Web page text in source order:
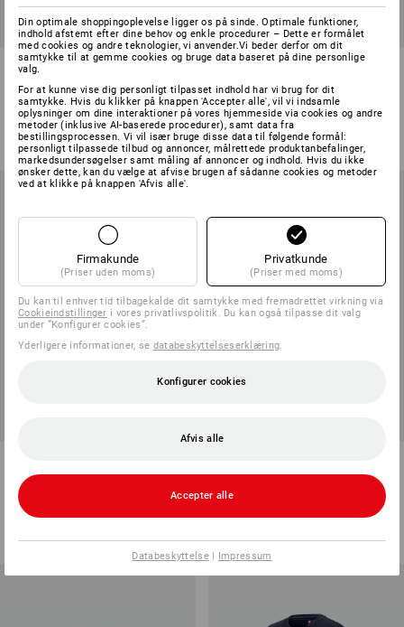
e.s. Pique-Polo cotton stretch,
17 farver
fra 218,75 kr.
(med moms) fra 10 Stk.
e.s. funktions-sweatjakke
12 farver
fra 408,75 kr.
(med moms) fra 10 Stk.
stripe, damer
332,50 kr. fra 65,00 kr.
Din optimale shoppingoplevelse ligger os på sinde. Optimale funktioner,
indhold afstemt efter dine behov og enkle procedurer – Dette er formålet
med cookies og andre teknologier, vi anvender.Vi beder derfor om dit
samtykke til at gemme cookies og bruge data baseret på dine personlige
valg.
For at kunne vise dig personligt tilpasset indhold har vi brug for dit
samtykke. Hvis du klikker på knappen 'Accepter alle', vil vi indsamle
oplysninger om dine interaktioner på vores hjemmeside via cookies og andre
metoder (inklusive AI-baserede procedurer), samt data fra
bestillingsprocessen. Vi vil især bruge disse data til følgende formål:
personligt tilpassede tilbud og annoncer, målrettede produktanbefalinger,
markedsundersøgelser samt måling af annoncer og indhold. Hvis du ikke
ønsker dette, kan du vælge at afvise brugen af sådanne cookies og metoder
ved at klikke på knappen 'Afvis alle'.
Firmakunde
(Priser uden moms)
Privatkunde
(Priser med moms)
Du kan til enhver tid tilbagekalde dit samtykke med fremadrettet virkning via
Cookieindstillinger i vores privatlivspolitik. Du kan også tilpasse dit valg
under ”Konfigurer cookies”.
Yderligere informationer, se databeskyttelseserklæring
Konfigurer cookies
Afvis alle
Accepter alle
Databeskyttelse| Impressum